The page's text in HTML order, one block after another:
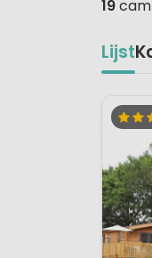
19
Lijst